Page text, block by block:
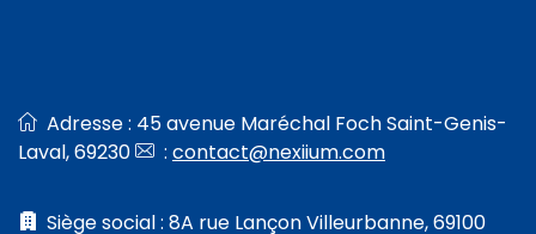
Adresse : 45 avenue Maréchal Foch Saint-Genis-
Laval, 69230
: contact@nexiium.com
Siège social : 8A rue Lançon Villeurbanne, 69100